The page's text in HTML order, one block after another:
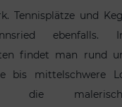
Tennisplätze und
ebenfalls.
findet man rund
bis mittelschwere
die